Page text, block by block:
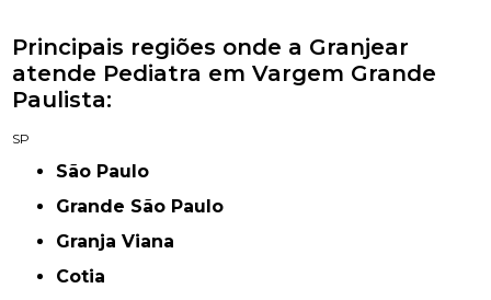
Principais regiões onde a Granjear
atende Pediatra em Vargem Grande
Paulista:
SP
São Paulo
Grande São Paulo
Granja Viana
Cotia